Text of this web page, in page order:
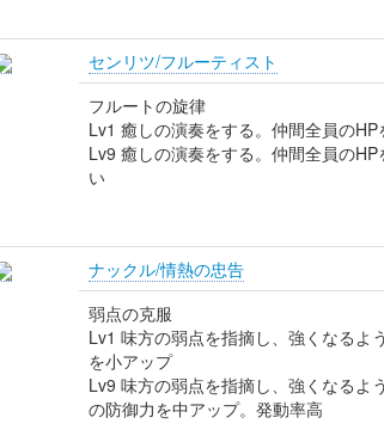
センリツ/フルーティスト
フルートの旋律
Lv1 癒しの演奏をする。仲間全員のHP
Lv9 癒しの演奏をする。仲間全員の
い
ナックル/情熱の忠告
弱点の克服
Lv1 味方の弱点を指摘し、強くなるよ
を小アップ
Lv9 味方の弱点を指摘し、強くなるよ
の防御力を中アップ。発動率高